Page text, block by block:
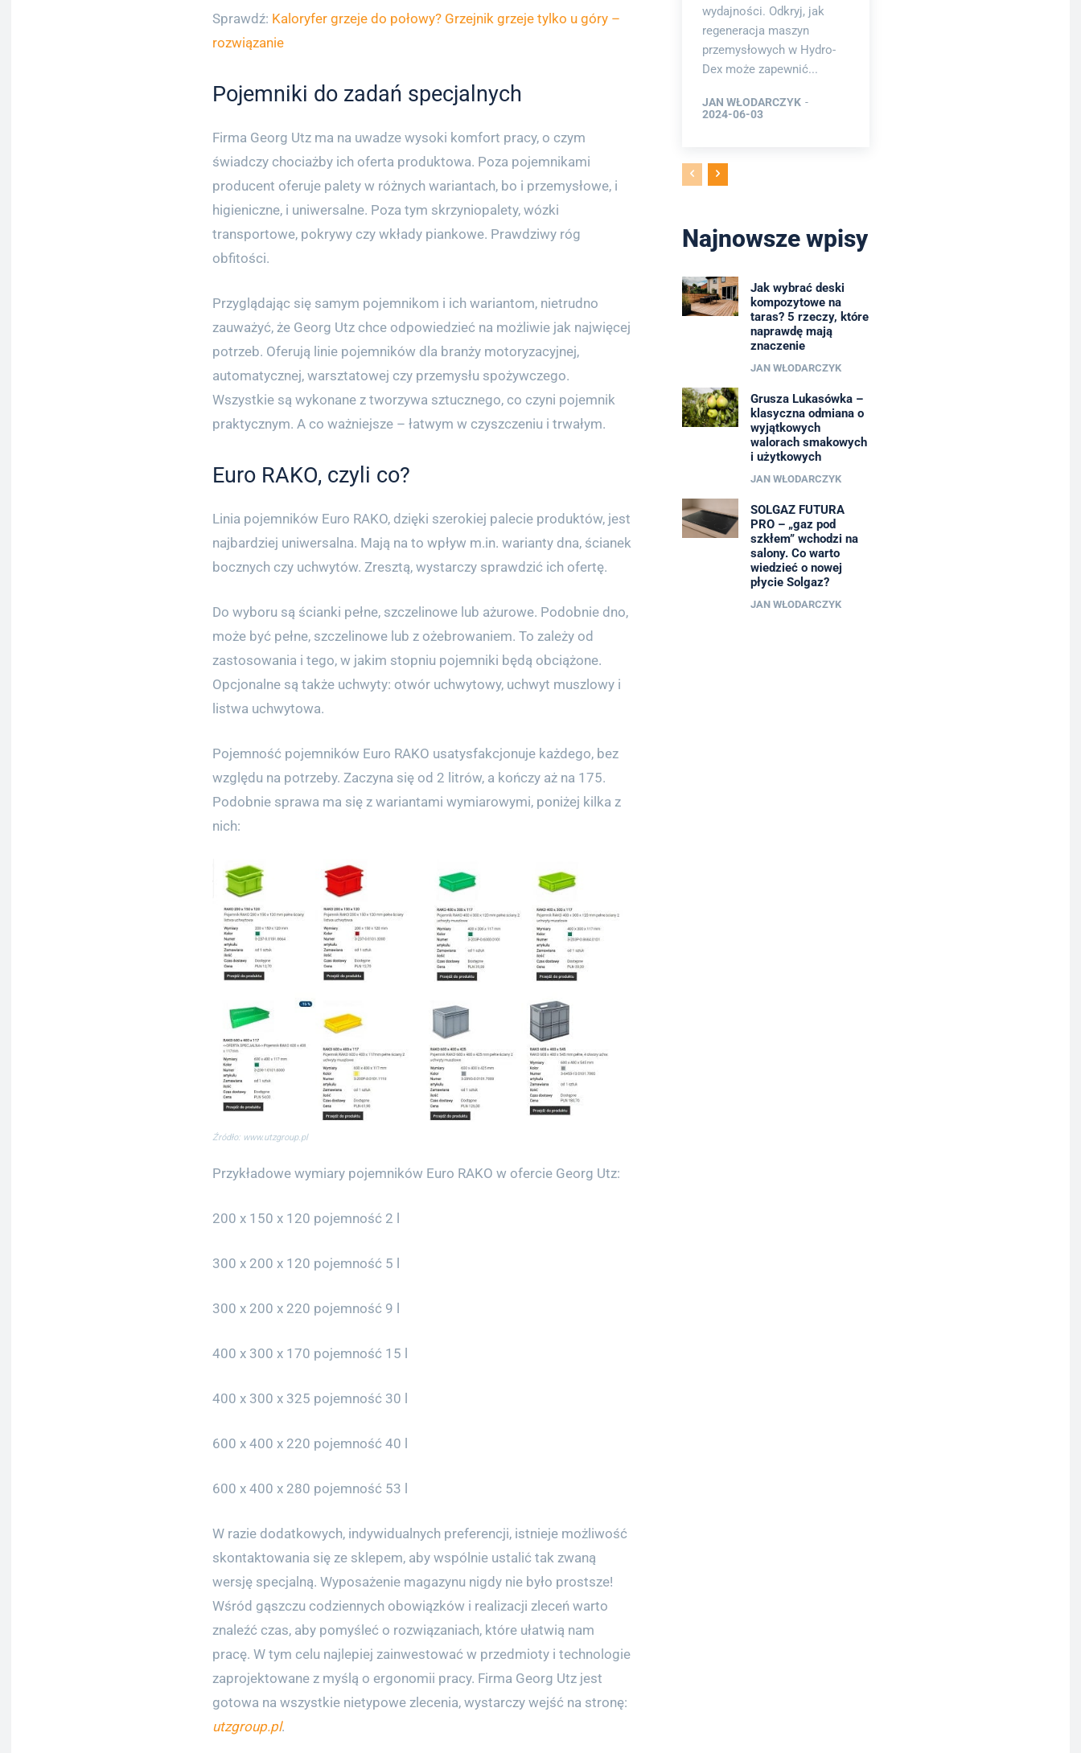
Sprawdź: Kaloryfer grzeje do połowy? Grzejnik grzeje tylko u góry –
rozwiązanie
Pojemniki do zadań specjalnych
Firma Georg Utz ma na uwadze wysoki komfort pracy, o czym
świadczy chociażby ich oferta produktowa. Poza pojemnikami
producent oferuje palety w różnych wariantach, bo i przemysłowe, i
higieniczne, i uniwersalne. Poza tym skrzyniopalety, wózki
transportowe, pokrywy czy wkłady piankowe. Prawdziwy róg
obfitości.
Przyglądając się samym pojemnikom i ich wariantom, nietrudno
zauważyć, że Georg Utz chce odpowiedzieć na możliwie jak najwięcej
potrzeb. Oferują linie pojemników dla branży motoryzacyjnej,
automatycznej, warsztatowej czy przemysłu spożywczego.
Wszystkie są wykonane z tworzywa sztucznego, co czyni pojemnik
praktycznym. A co ważniejsze – łatwym w czyszczeniu i trwałym.
Euro RAKO, czyli co?
Linia pojemników Euro RAKO, dzięki szerokiej palecie produktów, jest
najbardziej uniwersalna. Mają na to wpływ m.in. warianty dna, ścianek
bocznych czy uchwytów. Zresztą, wystarczy sprawdzić ich ofertę.
Do wyboru są ścianki pełne, szczelinowe lub ażurowe. Podobnie dno,
może być pełne, szczelinowe lub z ożebrowaniem. To zależy od
zastosowania i tego, w jakim stopniu pojemniki będą obciążone.
Opcjonalne są także uchwyty: otwór uchwytowy, uchwyt muszlowy i
listwa uchwytowa.
Pojemność pojemników Euro RAKO usatysfakcjonuje każdego, bez
względu na potrzeby. Zaczyna się od 2 litrów, a kończy aż na 175.
Podobnie sprawa ma się z wariantami wymiarowymi, poniżej kilka z
nich:
Źródło: www.utzgroup.pl
Przykładowe wymiary pojemników Euro RAKO w ofercie Georg Utz:
200 x 150 x 120 pojemność 2 l
300 x 200 x 120 pojemność 5 l
300 x 200 x 220 pojemność 9 l
400 x 300 x 170 pojemność 15 l
400 x 300 x 325 pojemność 30 l
600 x 400 x 220 pojemność 40 l
600 x 400 x 280 pojemność 53 l
W razie dodatkowych, indywidualnych preferencji, istnieje możliwość
skontaktowania się ze sklepem, aby wspólnie ustalić tak zwaną
wersję specjalną. Wyposażenie magazynu nigdy nie było prostsze!
Wśród gąszczu codziennych obowiązków i realizacji zleceń warto
znaleźć czas, aby pomyśleć o rozwiązaniach, które ułatwią nam
pracę. W tym celu najlepiej zainwestować w przedmioty i technologie
zaprojektowane z myślą o ergonomii pracy. Firma Georg Utz jest
gotowa na wszystkie nietypowe zlecenia, wystarczy wejść na stronę:
utzgroup.pl.
wydajności. Odkryj, jak
regeneracja maszyn
przemysłowych w Hydro-
Dex może zapewnić...
JAN WŁODARCZYK -
2024-06-03
Najnowsze wpisy
Jak wybrać deski
kompozytowe na
taras? 5 rzeczy, które
naprawdę mają
znaczenie
JAN WŁODARCZYK
Grusza Lukasówka –
klasyczna odmiana o
wyjątkowych
walorach smakowych
i użytkowych
JAN WŁODARCZYK
SOLGAZ FUTURA
PRO – „gaz pod
szkłem” wchodzi na
salony. Co warto
wiedzieć o nowej
płycie Solgaz?
JAN WŁODARCZYK